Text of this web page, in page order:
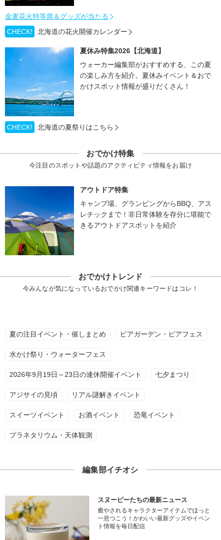
金麦花火特等席＆グッズが当たる
CHECK!
北海道の花火開催カレンダー
夏休み特集2026【北海道】
ウォーカー編集部がおすすめする、この夏
の楽しみ方を紹介。夏休みイベント＆おで
かけスポット情報が盛りだくさん！
CHECK! 北海道の夏祭りはこちら
おでかけ特集
今注目のスポットや話題のアクティビティ情報をお届け
アウトドア特集
キャンプ場、グランピングからBBQ、アス
レチックまで！非日常体験を存分に堪能で
きるアウトドアスポットを紹介
おでかけトレンド
今みんなが気になっているおでかけ関連キーワードはコレ！
夏の注目イベント・催しまとめ ビアガーデン・ビアフェス
水かけ祭り・ウォーターフェス
2026年9月19日～23日の連休開催イベント 七夕まつり
アジサイの見頃 リアル謎解きイベント
スイーツイベント お酒イベント 恐竜イベント
プラネタリウム・天体観測
編集部イチオシ
スヌーピーたちの最新ニュース
癒やされるキャラクターアイテムでほっと
一息つこう！かわいい最新グッズやイベン
ト情報を毎日配信